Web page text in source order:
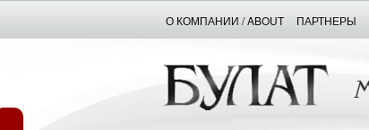
О КОМПАНИИ / ABOUT ПАРТНЕРЫ